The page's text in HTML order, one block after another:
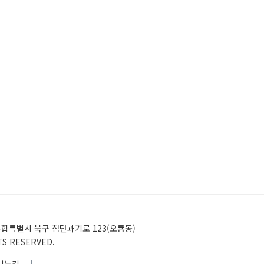
별시 북구 첨단과기로 123(오룡동)
RESERVED.